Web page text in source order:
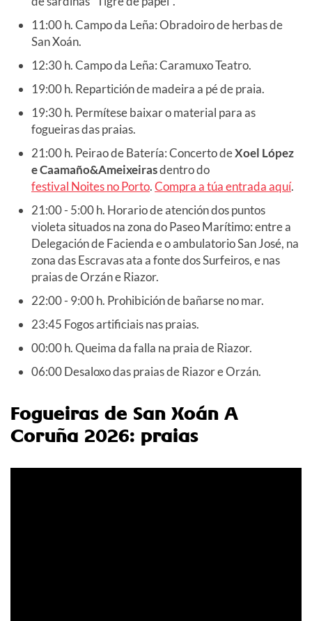
11:00 h. Campo da Leña: Obradoiro de herbas de
San Xoán.
12:30 h. Campo da Leña: Caramuxo Teatro.
19:00 h. Repartición de madeira a pé de praia.
19:30 h. Permítese baixar o material para as
fogueiras das praias.
21:00 h. Peirao de Batería: Concerto deXoel López
e Caamaño&Ameixeirasdentro do
festival Noites no Porto.Compra a túa entrada aquí.
21:00 - 5:00 h. Horario de atención dos puntos
violeta situados na zona do Paseo Marítimo: entre a
Delegación de Facienda e o ambulatorio San José, na
zona das Escravas ata a fonte dos Surfeiros, e nas
praias de Orzán e Riazor.
22:00 - 9:00 h. Prohibición de bañarse no mar.
23:45 Fogos artificiais nas praias.
00:00 h. Queima da falla na praia de Riazor.
06:00 Desaloxo das praias de Riazor e Orzán.
Fogueiras de San Xoán A
Coruña 2026: praias